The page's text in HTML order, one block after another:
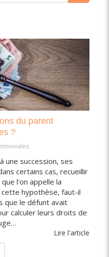
du parent
?
une succession, ses
certains cas, recueillir
l'on appelle la
hypothèse, faut-il
que le défunt avait
calculer leurs droits de
Lire l'article